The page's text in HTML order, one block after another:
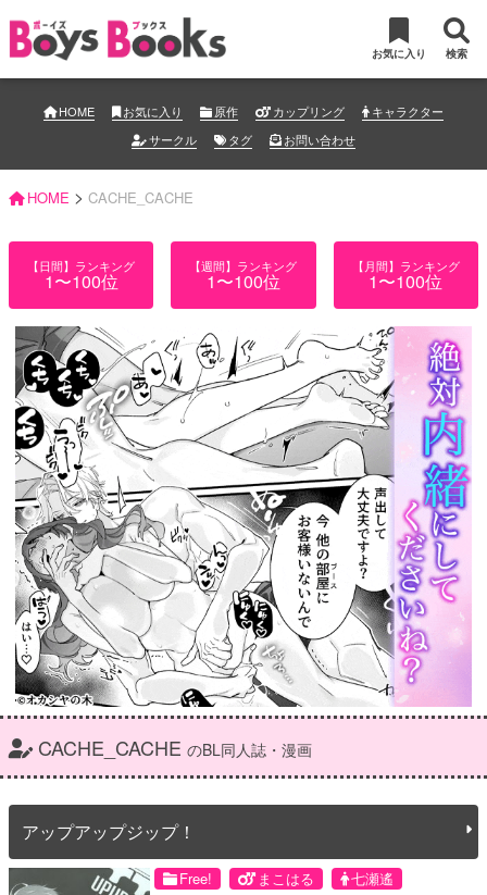
お気に入り 検索
HOME お気に入り 原作 カップリング
キャラクター
サークル
タグ お問い合わせ
HOME > CACHE_CACHE
【日間】ランキング
1〜100位
【週間】ランキング
1〜100位
【月間】ランキング
1〜100位
CACHE_CACHE のBL同人誌・漫画
アップアップジップ！
Free! まこはる
七瀬遙